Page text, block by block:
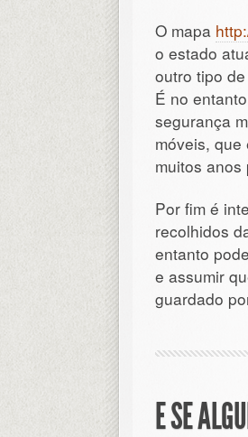
O mapa
o estado
outro tipo
É no
segurança
móveis,
muitos
Por fim é
recolhidos
entanto
e assumir
guardado
E SE